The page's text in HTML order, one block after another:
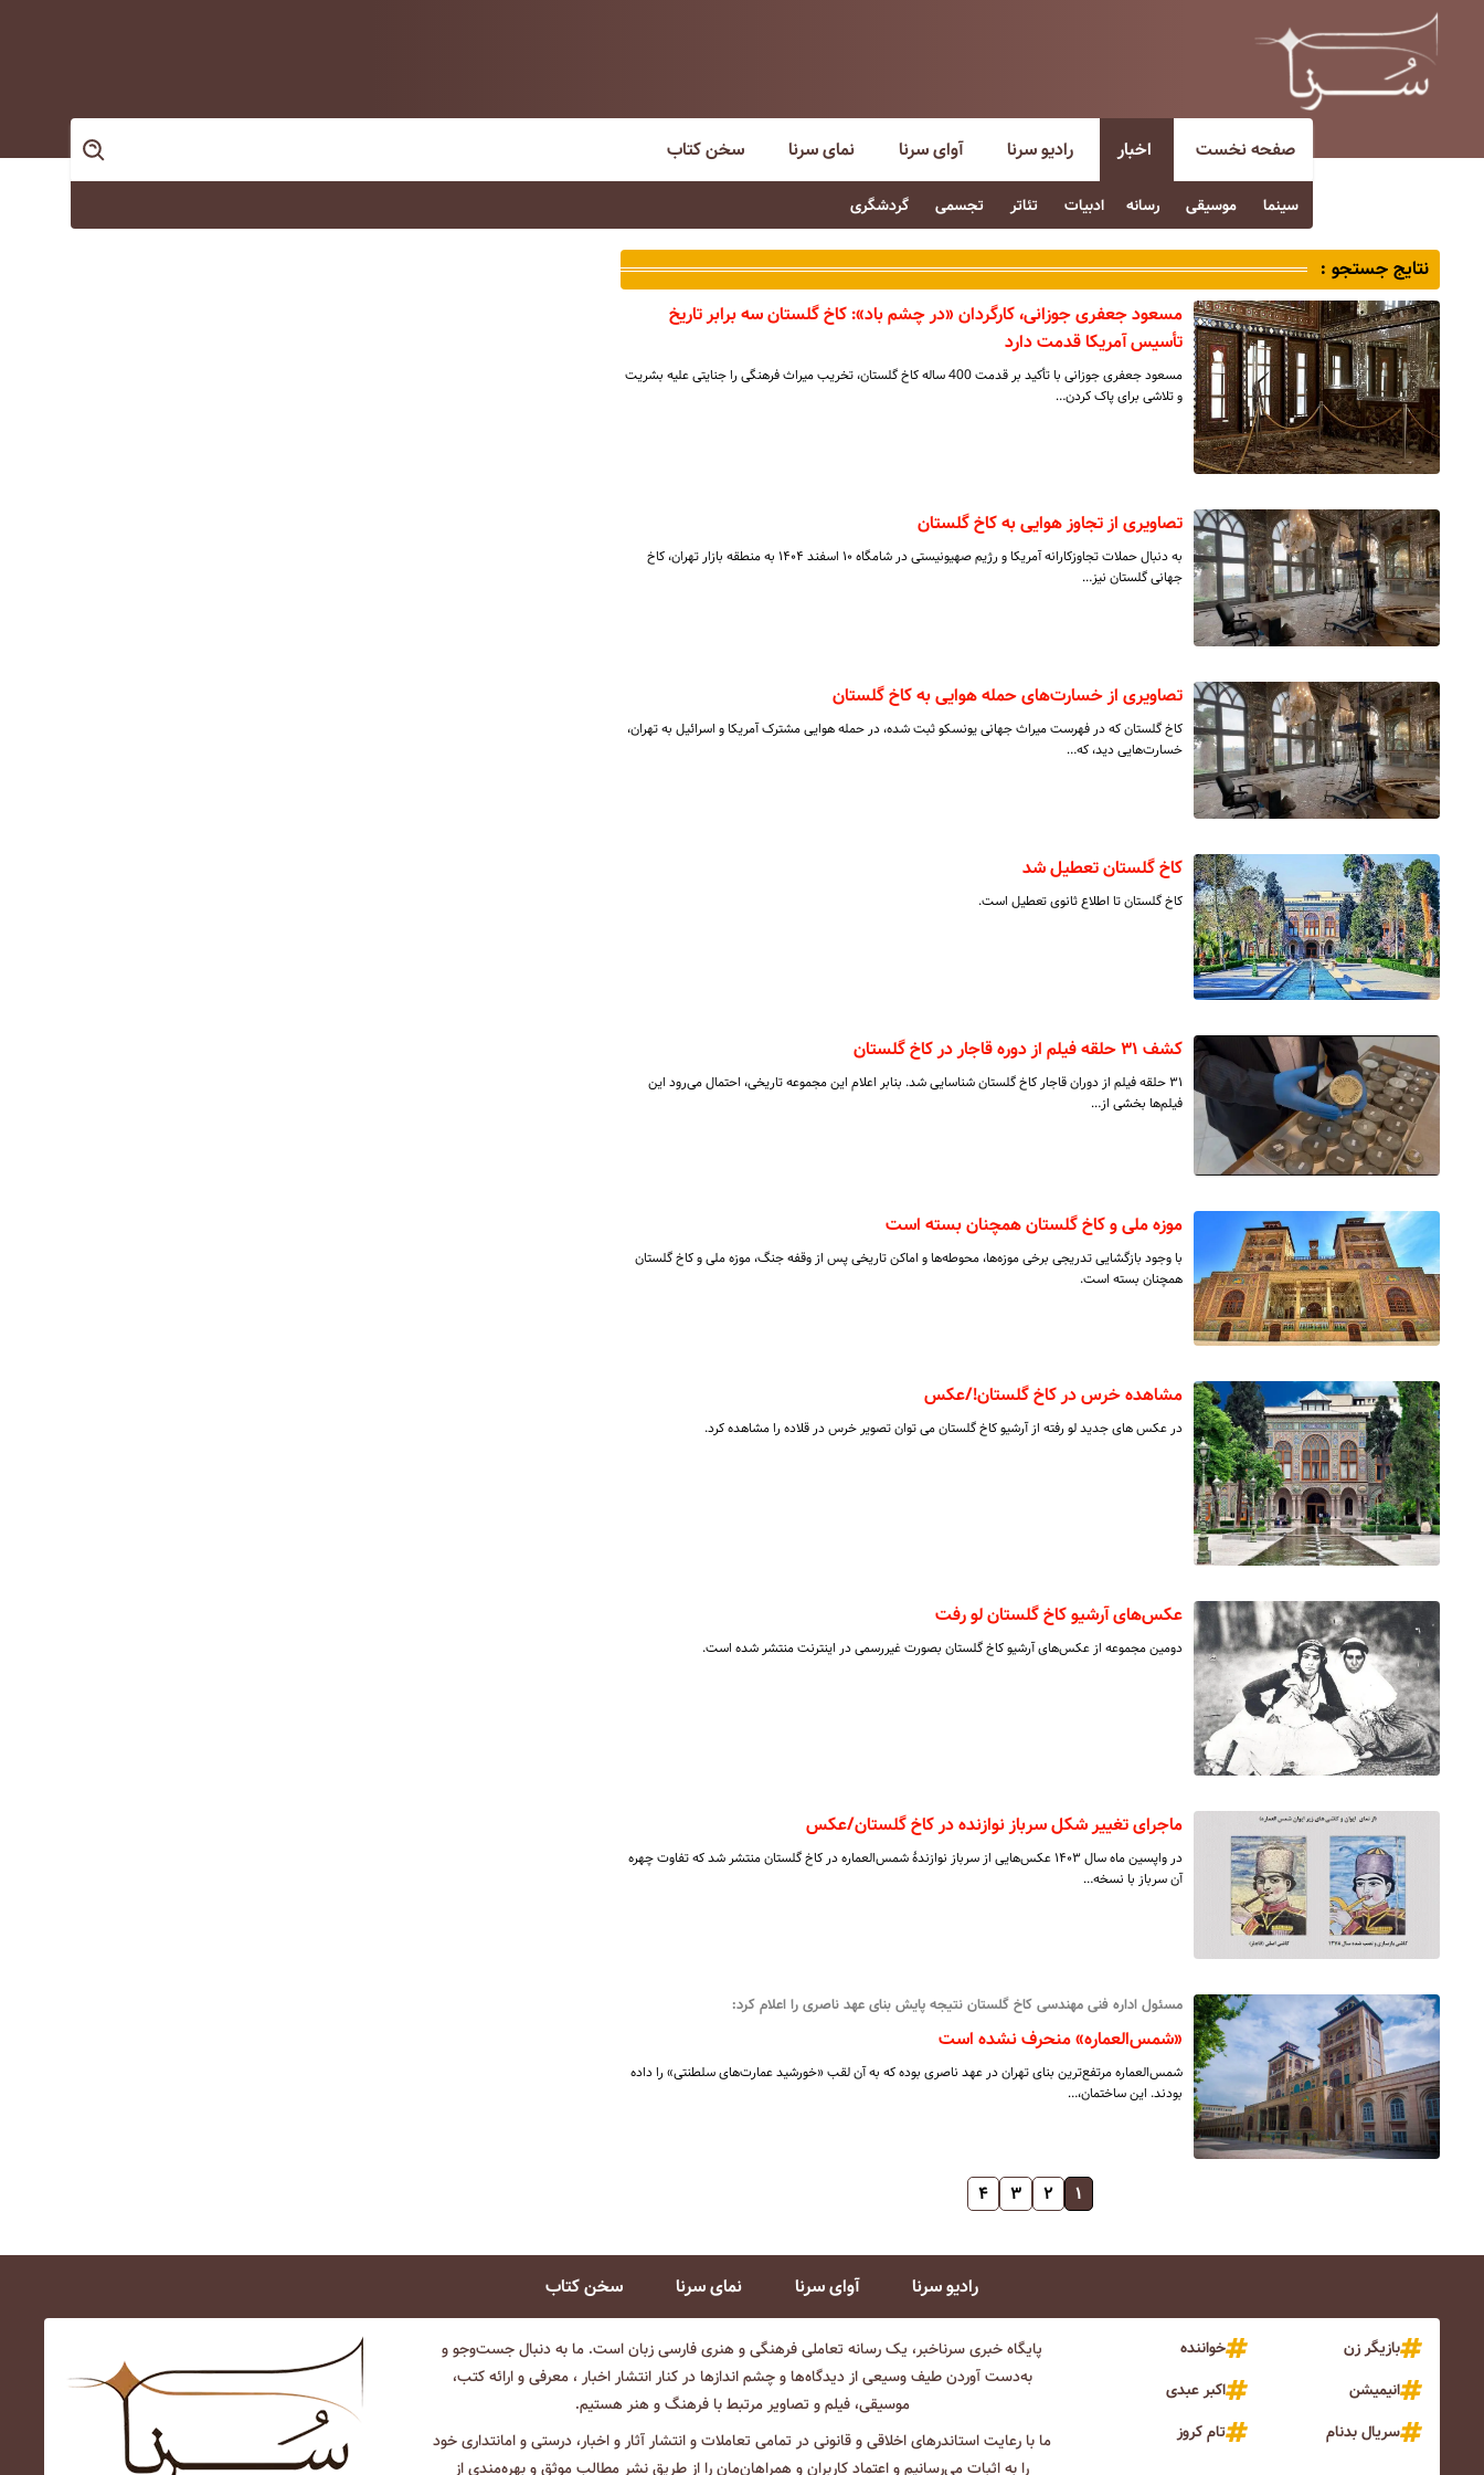
صفحه نخست اخبار
سینما موسیقی رسانه ادبیات تئاتر تجسمی گردشگری
رادیو سرنا آوای سرنا نمای سرنا سخن کتاب
نتایج جستجو :
مسعود جعفری جوزانی، کارگردان «در چشم باد»: کاخ گلستان سه برابر تاریخ
تأسیس آمریکا قدمت دارد
مسعود جعفری جوزانی با تأکید بر قدمت 400 ساله کاخ گلستان، تخریب میراث فرهنگی را جنایتی علیه بشریت
و تلاشی برای پاک کردن…
تصاویری از تجاوز هوایی به کاخ گلستان
به دنبال حملات تجاوزکارانه آمریکا و رژیم صهیونیستی در شامگاه ۱۰ اسفند ۱۴۰۴ به منطقه بازار تهران، کاخ
جهانی گلستان نیز…
تصاویری از خسارت‌های حمله هوایی به کاخ گلستان
کاخ گلستان که در فهرست میراث جهانی یونسکو ثبت شده، در حمله هوایی مشترک آمریکا و اسرائیل به تهران،
خسارت‌هایی دید، که…
کاخ گلستان تعطیل شد
کاخ گلستان تا اطلاع ثانوی تعطیل است.
کشف ۳۱ حلقه فیلم از دوره قاجار در کاخ گلستان
۳۱ حلقه فیلم از دوران قاجار کاخ گلستان شناسایی شد. بنابر اعلام این مجموعه تاریخی، احتمال می‌رود این
فیلم‌ها بخشی از…
موزه ملی و کاخ گلستان همچنان بسته است
با وجود بازگشایی تدریجی برخی موزه‌ها، محوطه‌ها و اماکن تاریخی پس از وقفه جنگ، موزه ملی و کاخ گلستان
همچنان بسته است.
مشاهده خرس در کاخ گلستان!/عکس
در عکس های جدید لو رفته از آرشیو کاخ گلستان می توان تصویر خرس در قلاده را مشاهده کرد.
عکس‌های‌ آرشیو کاخ گلستان لو رفت
دومین مجموعه از عکس‌های آرشیو کاخ گلستان بصورت غیررسمی در اینترنت منتشر شده است.
ماجرای تغییر شکل سرباز نوازنده در کاخ گلستان/عکس
در واپسین ماه سال ۱۴۰۳ عکس‌هایی از سرباز نوازندۀ شمس‌العماره در کاخ گلستان منتشر شد که تفاوت چهره
آن سرباز با نسخه…
مسئول اداره فنی مهندسی کاخ گلستان نتیجه پایش بنای عهد ناصری را اعلام کرد:
«شمس‌العماره» منحرف نشده است
شمس‌العماره مرتفع‌ترین بنای تهران در عهد ناصری بوده که به آن لقب «خورشید عمارت‌های سلطنتی» را داده
بودند. این ساختمان،…
۱ ۲ ۳ ۴
رادیو سرنا آوای سرنا نمای سرنا سخن کتاب
بازیگر زن
خواننده
انیمیشن
اکبر عبدی
سریال بدنام
تام کروز
پایگاه خبری سرناخبر، یک رسانه تعاملی فرهنگی و هنری فارسی زبان است. ما به دنبال جست‌و‌جو و
به‌دست آوردن طیف وسیعی از دیدگاه‌ها و چشم انداز‌ها در کنار انتشار اخبار ، معرفی و ارائه کتب،
موسیقی، فیلم و تصاویر مرتبط با فرهنگ و هنر هستیم.
ما با رعایت استاندرهای اخلاقی و قانونی در تمامی تعاملات و انتشار آثار و اخبار، درستی و امانتداری خود
را به اثبات می‌رسانیم و اعتماد کاربران و همراهان‌مان را از طریق نشر مطالب موثق و بهره‌مندی از